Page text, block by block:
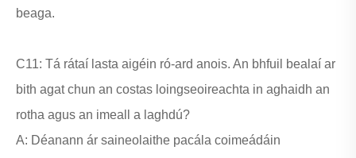
beaga.
C11: Tá rátaí lasta aigéin ró-ard anois. An bhfuil bealaí ar
bith agat chun an costas loingseoireachta in aghaidh an
rotha agus an imeall a laghdú?
A: Déanann ár saineolaithe pacála coimeádáin